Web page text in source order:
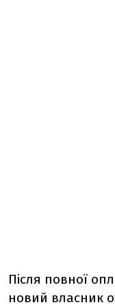
Після повної
новий власник